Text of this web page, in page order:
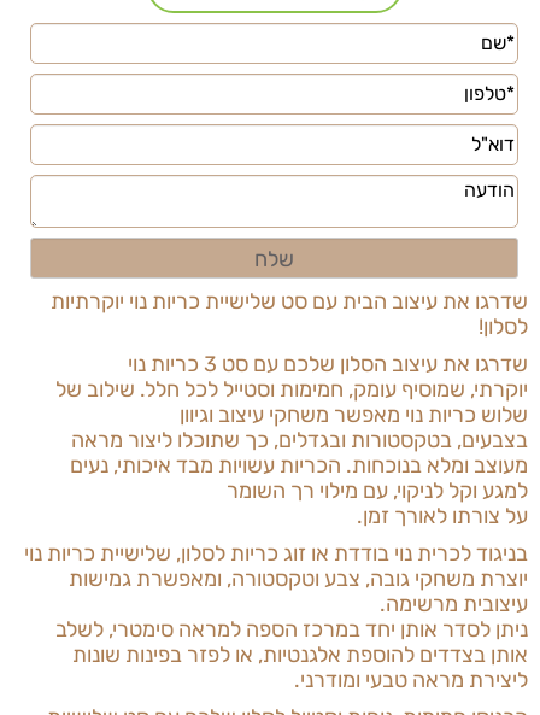
שדרגו את עיצוב הבית עם סט שלישיית כריות נוי יוקרתיות
לסלון!
שדרגו את עיצוב הסלון שלכם עם סט 3 כריות נוי
יוקרתי, שמוסיף עומק, חמימות וסטייל לכל חלל. שילוב של
שלוש כריות נוי מאפשר משחקי עיצוב וגיוון
בצבעים, בטקסטורות ובגדלים, כך שתוכלו ליצור מראה
מעוצב ומלא בנוכחות. הכריות עשויות מבד איכותי, נעים
למגע וקל לניקוי, עם מילוי רך השומר
על צורתו לאורך זמן.
בניגוד לכרית נוי בודדת או זוג כריות לסלון, שלישיית כריות נוי
יוצרת משחקי גובה, צבע וטקסטורה, ומאפשרת גמישות
עיצובית מרשימה.
ניתן לסדר אותן יחד במרכז הספה למראה סימטרי, לשלב
אותן בצדדים להוספת אלגנטיות, או לפזר בפינות שונות
ליצירת מראה טבעי ומודרני.